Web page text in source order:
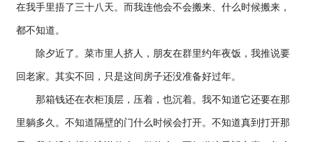
在我手里捂了三十八天。而我连他会不会搬来、什么时候搬来，
都不知道。
除夕近了。菜市里人挤人，朋友在群里约年夜饭，我推说要
回老家。其实不回，只是这间房子还没准备好过年。
那箱钱还在衣柜顶层，压着，也沉着。我不知道它还要在那
里躺多久。不知道隔壁的门什么时候会打开。不知道真到打开那